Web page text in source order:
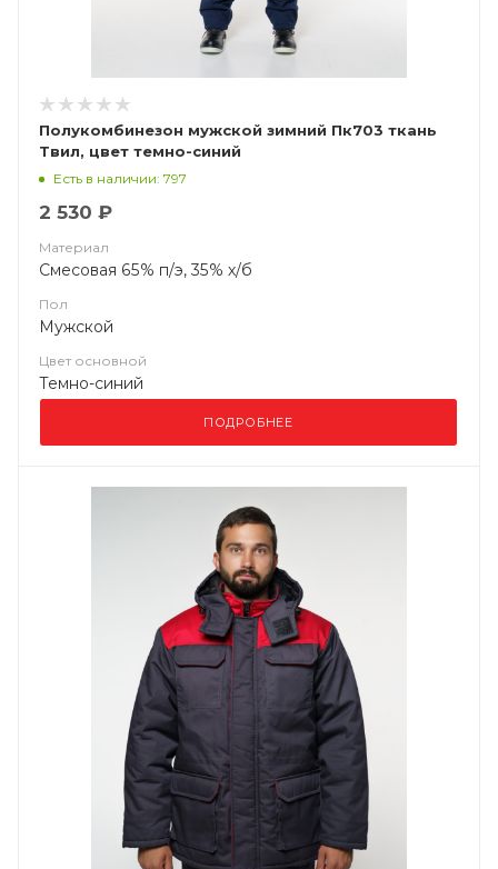
Полукомбинезон мужской зимний Пк703 ткань
Твил, цвет темно-синий
Есть в наличии: 797
2 530 ₽
Материал
Смесовая 65% п/э, 35% х/б
Пол
Мужской
Цвет основной
Темно-синий
ПОДРОБНЕЕ